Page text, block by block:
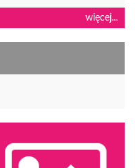
więcej...